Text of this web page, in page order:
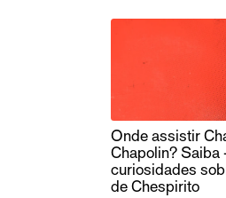
Onde assistir
Chapolin? Saiba
curiosidades
de Chespirito